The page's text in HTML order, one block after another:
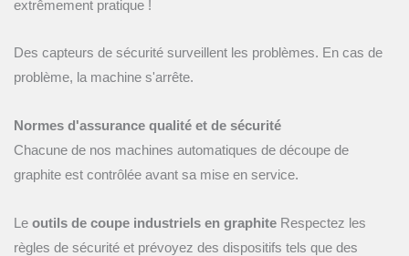
extrêmement pratique !
Des capteurs de sécurité surveillent les problèmes. En cas de
problème, la machine s'arrête.
Normes d'assurance qualité et de sécurité
Chacune de nos machines automatiques de découpe de
graphite est contrôlée avant sa mise en service.
Le outils de coupe industriels en graphite Respectez les
règles de sécurité et prévoyez des dispositifs tels que des